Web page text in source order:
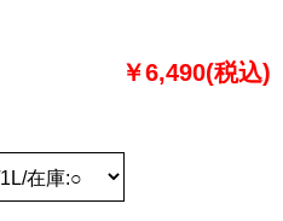
￥6,490(税込)